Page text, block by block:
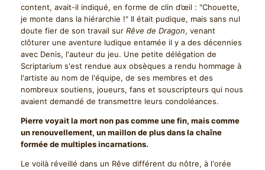
content, avait-il indiqué, en forme de clin d’œil : "Chouette,
je monte dans la hiérarchie !" Il était pudique, mais sans nul
doute fier de son travail sur Rêve de Dragon, venant
clôturer une aventure ludique entamée il y a des décennies
avec Denis, l'auteur du jeu. Une petite délégation de
Scriptarium s'est rendue aux obsèques a rendu hommage à
l'artiste au nom de l'équipe, de ses membres et des
nombreux soutiens, joueurs, fans et souscripteurs qui nous
avaient demandé de transmettre leurs condoléances.
Pierre voyait la mort non pas comme une fin, mais comme
un renouvellement, un maillon de plus dans la chaîne
formée de multiples incarnations.
Le voilà réveillé dans un Rêve différent du nôtre, à l'orée